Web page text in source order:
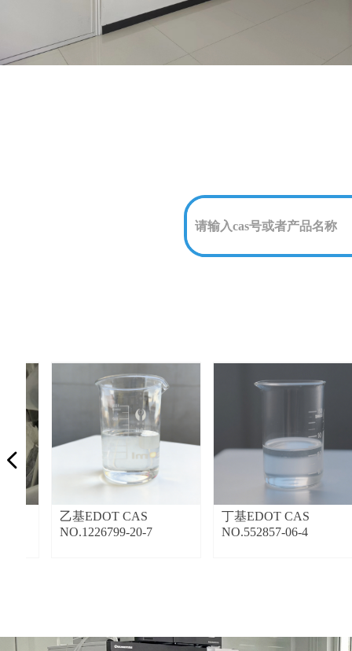
诚信商品贸易，
乙基EDOT CAS
NO.1226799-20-7
丁基EDOT CAS
NO.552857-06-4
넳